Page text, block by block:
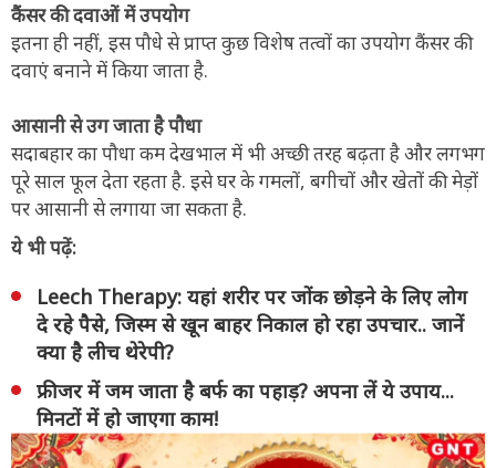
कैंसर की दवाओं में उपयोग
इतना ही नहीं, इस पौधे से प्राप्त कुछ विशेष तत्वों का उपयोग कैंसर की
दवाएं बनाने में किया जाता है.
आसानी से उग जाता है पौधा
सदाबहार का पौधा कम देखभाल में भी अच्छी तरह बढ़ता है और लगभग
पूरे साल फूल देता रहता है. इसे घर के गमलों, बगीचों और खेतों की मेड़ों
पर आसानी से लगाया जा सकता है.
ये भी पढ़ें:
Leech Therapy: यहां शरीर पर जोंक छोड़ने के लिए लोग
दे रहे पैसे, जिस्म से खून बाहर निकाल हो रहा उपचार.. जानें
क्या है लीच थेरेपी?
फ्रीजर में जम जाता है बर्फ का पहाड़? अपना लें ये उपाय...
मिनटों में हो जाएगा काम!